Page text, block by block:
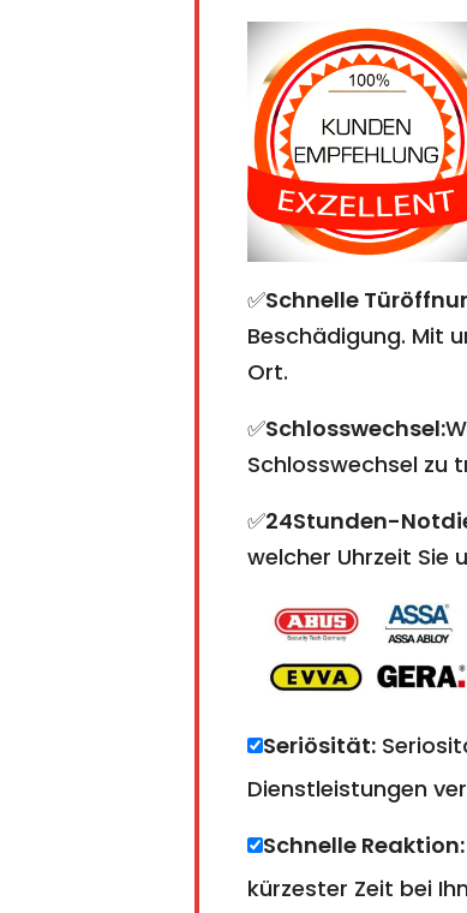
✅Schnelle
Beschädigung. Mit
Ort.
✅Schlosswechsel:
Schlosswechsel zu
✅24Stunden-
welcher Uhrzeit Sie
Seriösität:
Dienstleistungen
Schnelle Reaktion:
kürzester Zeit bei